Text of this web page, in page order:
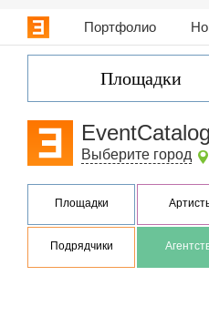
Портфолио
Площадки
Выберите город
Площадки
Подрядчики